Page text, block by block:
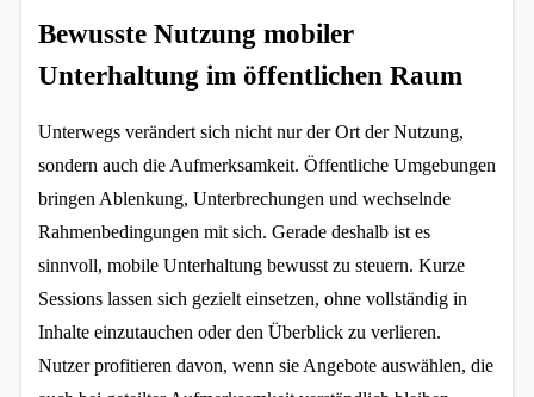
Bewusste Nutzung mobiler
Unterhaltung im öffentlichen Raum
Unterwegs verändert sich nicht nur der Ort der Nutzung,
sondern auch die Aufmerksamkeit. Öffentliche Umgebungen
bringen Ablenkung, Unterbrechungen und wechselnde
Rahmenbedingungen mit sich. Gerade deshalb ist es
sinnvoll, mobile Unterhaltung bewusst zu steuern. Kurze
Sessions lassen sich gezielt einsetzen, ohne vollständig in
Inhalte einzutauchen oder den Überblick zu verlieren.
Nutzer profitieren davon, wenn sie Angebote auswählen, die